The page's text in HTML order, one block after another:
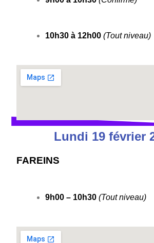
10h30 à 12h00 (Tout niveau)
Lundi 19 février
FAREINS
9h00 – 10h30(Tout niveau)